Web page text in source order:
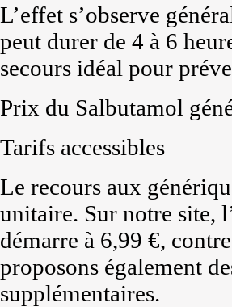
L’effet s’observe
peut durer de 4 à 6
secours idéal pour
Prix du Salbutamol
Tarifs accessibles
Le recours aux
unitaire. Sur notre site,
démarre à 6,99 €,
proposons également
supplémentaires.